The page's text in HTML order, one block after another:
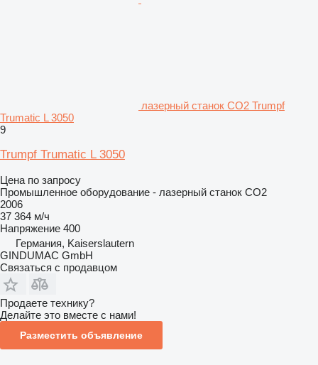
лазерный станок CO2 Trumpf
Trumatic L 3050
9
Trumpf Trumatic L 3050
Цена по запросу
Промышленное оборудование - лазерный станок CO2
2006
37 364 м/ч
Напряжение 400
Германия, Kaiserslautern
GINDUMAC GmbH
Связаться с продавцом
Продаете технику?
Делайте это вместе с нами!
Разместить объявление